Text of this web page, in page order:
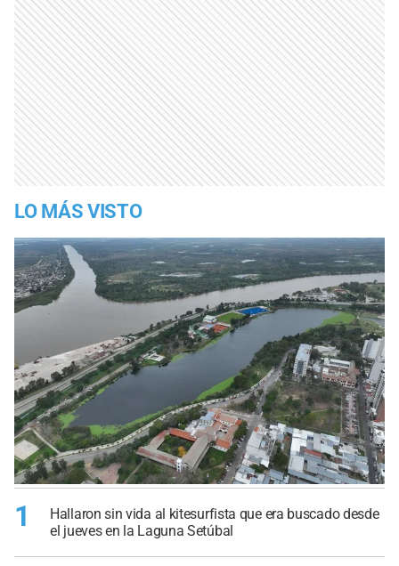
LO MÁS VISTO
1
Hallaron sin vida al kitesurfista que era buscado desde
el jueves en la Laguna Setúbal